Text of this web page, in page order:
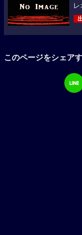
このページをシェア